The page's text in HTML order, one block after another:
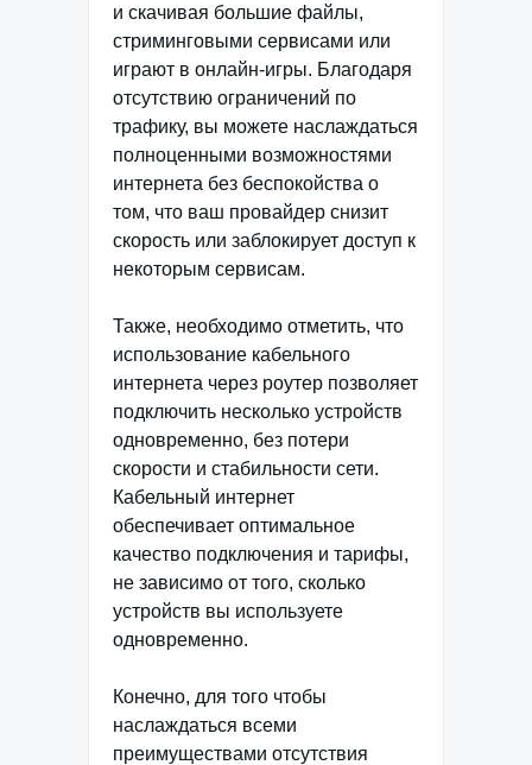
и скачивая большие файлы,
стриминговыми сервисами или
играют в онлайн-игры. Благодаря
отсутствию ограничений по
трафику, вы можете наслаждаться
полноценными возможностями
интернета без беспокойства о
том, что ваш провайдер снизит
скорость или заблокирует доступ к
некоторым сервисам.
Также, необходимо отметить, что
использование кабельного
интернета через роутер позволяет
подключить несколько устройств
одновременно, без потери
скорости и стабильности сети.
Кабельный интернет
обеспечивает оптимальное
качество подключения и тарифы,
не зависимо от того, сколько
устройств вы используете
одновременно.
Конечно, для того чтобы
наслаждаться всеми
преимуществами отсутствия